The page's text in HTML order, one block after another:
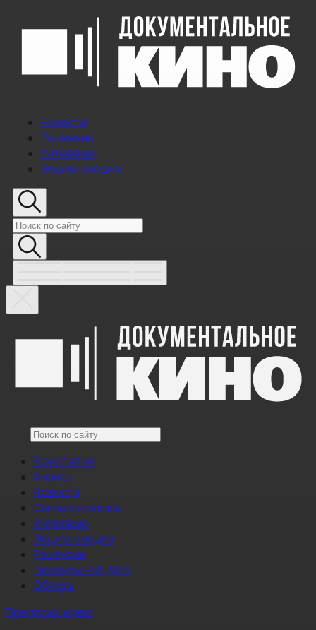
Новости
Рецензии
Интервью
Энциклопедия
Все статьи
Анонсы
Новости
Снимается кино
Интервью
Энциклопедия
Рецензии
Проекты НМГ ДОК
Обзоры
Предложи идею